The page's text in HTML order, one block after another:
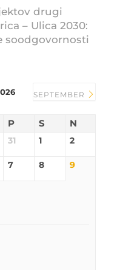
drugi
– Ulica 2030:
soodgovornosti
SEPTEMBER
P S N
31 1 2
7 8 9